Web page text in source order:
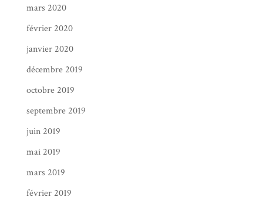
mars 2020
février 2020
janvier 2020
décembre 2019
octobre 2019
septembre 2019
juin 2019
mai 2019
mars 2019
février 2019